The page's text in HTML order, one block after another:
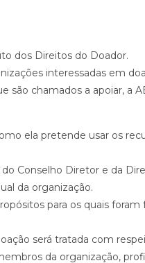
dos Direitos do Doador.
interessadas em
são chamados a apoiar, a
ela pretende usar os
Conselho Diretor e da
da organização.
para os quais foram
será tratada com
da organização,